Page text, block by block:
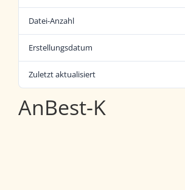
Datei-Anzahl
Erstellungsdatum
Zuletzt aktualisiert
AnBest-K